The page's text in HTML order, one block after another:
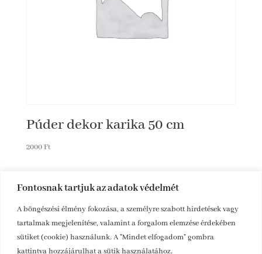
Fontosnak tartjuk az adatok védelmét
A böngészési élmény fokozása, a személyre szabott hirdetések vagy
tartalmak megjelenítése, valamint a forgalom elemzése érdekében
sütiket (cookie) használunk. A "Mindet elfogadom" gombra
kattintva hozzájárulhat a sütik használatához.
Púder dekor karika 50 cm
2000Ft